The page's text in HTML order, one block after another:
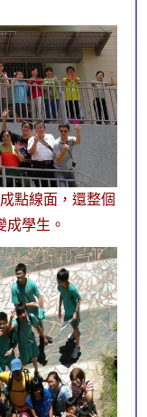
點線面，還整個
成學生。